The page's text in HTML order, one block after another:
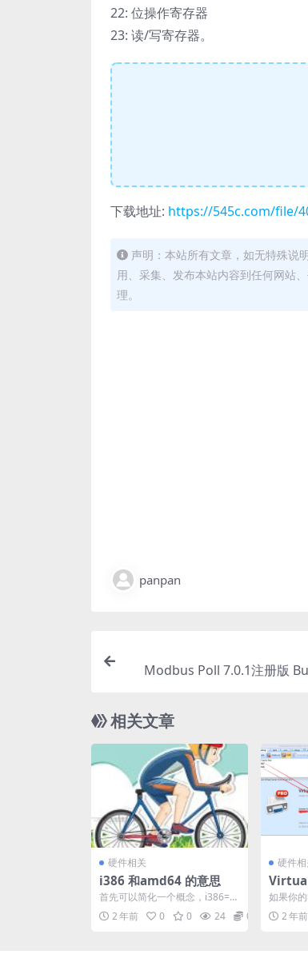
22: 位操作寄存器
23: 读/写寄存器。
下载地址: https://545c.com/file/
声明：本站所有文章，如无特殊说
用、采集、发布本站内容到任何网站
理。
panpan
Modbus Poll 7.0.1注册版
相关文章
硬件相关
i386 和amd64 的意思
首先可以简化一个概念，i386=In
tel 80386。 其实i386通常被用
来...2 年前 0 0 24 0
硬件相
er Pro
如果你
不够用
加任何的
2 年前